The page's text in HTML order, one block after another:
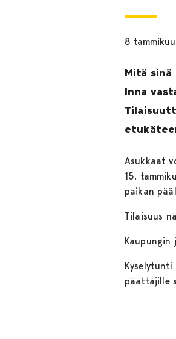
8
Mitä
Inna
Asukkaat
15.
paikan
Tilaisuus
Kaupungin
päättäjille